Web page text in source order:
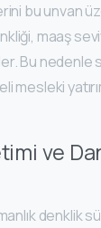
bu unvan
maaş
Bu nedenle
mesleki
ve
denklik